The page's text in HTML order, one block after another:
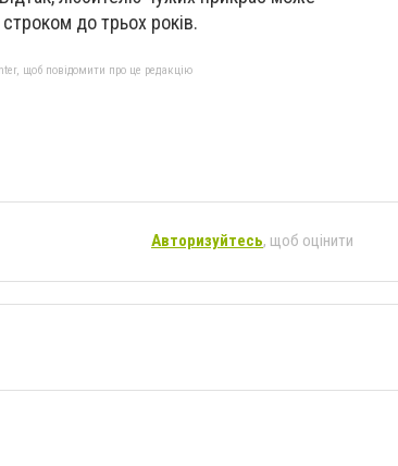
до трьох років.
щоб повідомити про це редакцію
Авторизуйтесь, щоб оцінити